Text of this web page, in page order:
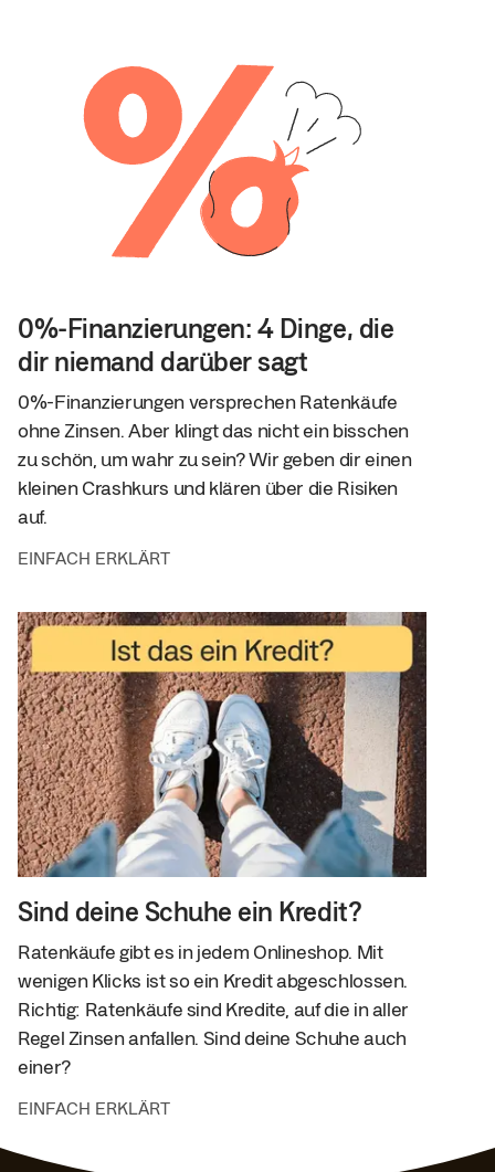
0%-Finanzierungen: 4 Dinge, die
dir niemand darüber sagt
0%-Finanzierungen versprechen Ratenkäufe
ohne Zinsen. Aber klingt das nicht ein bisschen
zu schön, um wahr zu sein? Wir geben dir einen
kleinen Crashkurs und klären über die Risiken
auf.
EINFACH ERKLÄRT
Sind deine Schuhe ein Kredit?
Ratenkäufe gibt es in jedem Onlineshop. Mit
wenigen Klicks ist so ein Kredit abgeschlossen.
Richtig: Ratenkäufe sind Kredite, auf die in aller
Regel Zinsen anfallen. Sind deine Schuhe auch
einer?
EINFACH ERKLÄRT